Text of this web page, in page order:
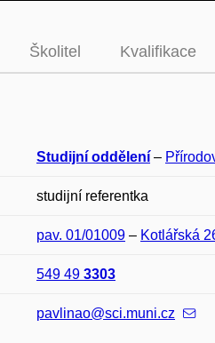
Školitel Kvalifikace
Studijní oddělení –
studijní referentka
pav. 01/01009 – Kotlářská
549 49 3303
pavlinao@sci.muni.cz